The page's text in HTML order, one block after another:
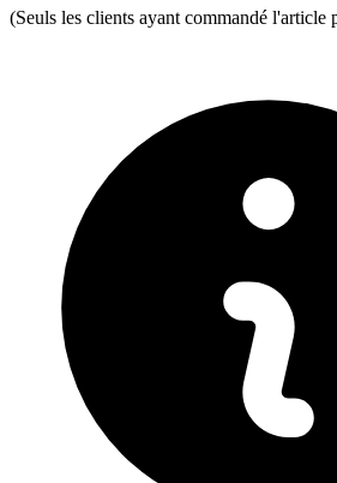
(Seuls les clients ayant commandé l'article